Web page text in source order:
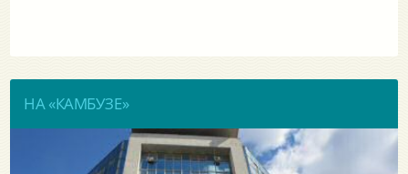
НА «КАМБУЗЕ»